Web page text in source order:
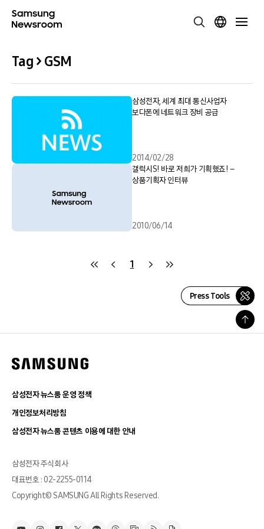
Tag > GSM
삼성전자, 세계 최대 통신사업자
보다폰에 네트워크 장비 공급
2014/02/28
갤럭시S! 바로 저희가 기획했죠! –
상품기획자 인터뷰
2010/06/14
1
Press Tools
삼성전자 뉴스룸 운영 정책
개인정보처리방침
삼성전자 뉴스룸 콘텐츠 이용에 대한 안내
삼성전자 주식회사
대표번호 : 02-2255-0114
Copyright© SAMSUNG All Rights Reserved.